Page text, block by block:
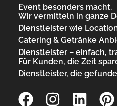
Event besonders macht.
Wir vermitteln in ganze
Dienstleister wie
Catering & Getränke
Dienstleister – einfach,
Für Kunden, die Zeit
Dienstleister, die